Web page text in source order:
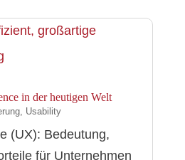
in der heutigen Welt
, Usability
(UX): Bedeutung,
für Unternehmen